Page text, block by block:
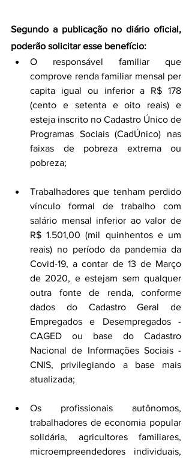
Segundo a publicação no diário oficial,
poderão solicitar esse benefício:
O responsável familiar que
comprove renda familiar mensal per
capita igual ou inferior a R$ 178
(cento e setenta e oito reais) e
esteja inscrito no Cadastro Único de
Programas Sociais (CadÚnico) nas
faixas de pobreza extrema ou
pobreza;
Trabalhadores que tenham perdido
vínculo formal de trabalho com
salário mensal inferior ao valor de
R$ 1.501,00 (mil quinhentos e um
reais) no período da pandemia da
Covid-19, a contar de 13 de Março
de 2020, e estejam sem qualquer
outra fonte de renda, conforme
dados do Cadastro Geral de
Empregados e Desempregados -
CAGED ou base do Cadastro
Nacional de Informações Sociais -
CNIS, privilegiando a base mais
atualizada;
Os profissionais autônomos,
trabalhadores de economia popular
solidária, agricultores familiares,
microempreendedores individuais,